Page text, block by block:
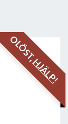
OLÖST,
HJÄLP!